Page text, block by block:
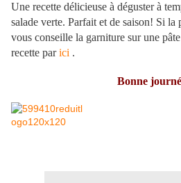
Une recette délicieuse à déguster à
salade verte. Parfait et de saison! Si la
vous conseille la garniture sur une
recette parici .
Bonne